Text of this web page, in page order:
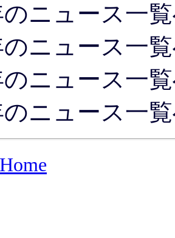
ニュース一
ニュース一
ニュース一
ニュース一